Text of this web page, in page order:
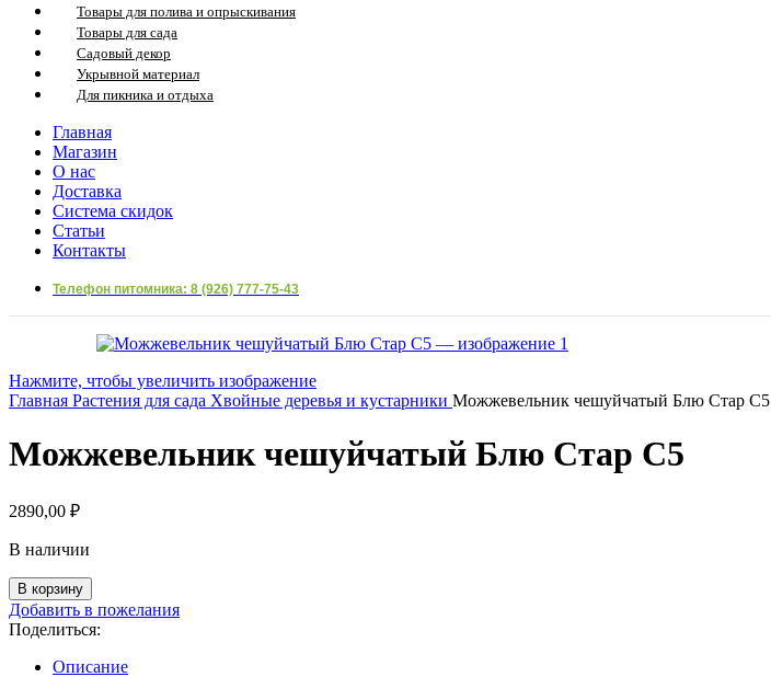
Товары для полива и опрыскивания
Товары для сада
Садовый декор
Укрывной материал
Для пикника и отдыха
Главная
Магазин
О нас
Доставка
Система скидок
Статьи
Контакты
Телефон питомника: 8 (926) 777-75-43
Нажмите, чтобы увеличить изображение
Главная Растения для сада Хвойные деревья и кустарники Можжевельник чешуйчатый Блю Стар С5
Можжевельник чешуйчатый Блю Стар С5
2890,00 ₽
В наличии
Количество
товара
Можжевельник
чешуйчатый
Блю
В корзину
Добавить в пожелания
Поделиться:
Описание